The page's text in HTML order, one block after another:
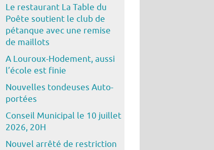
Le restaurant La Table du
Poête soutient le club de
pétanque avec une remise
de maillots
A Louroux-Hodement, aussi
l’école est finie
Nouvelles tondeuses Auto-
portées
Conseil Municipal le 10 juillet
2026, 20H
Nouvel arrêté de restriction